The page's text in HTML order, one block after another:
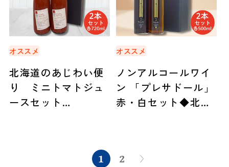
オススメ
北海道のあじわい便
り ミニトマトジュ
ースセット
オススメ
ノンアルコールワイ
ン 「プレサドール」
赤・白セット◆北海
1 2